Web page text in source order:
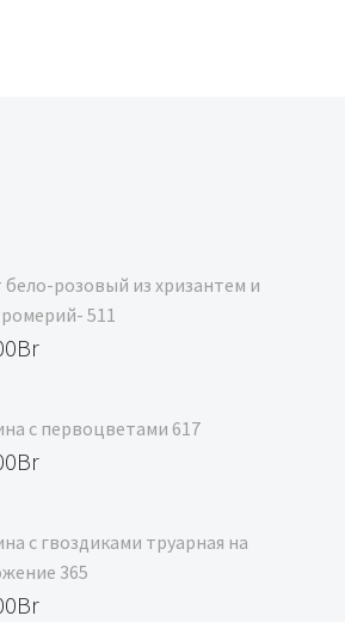
бело-розовый из хризантем и
511
Br
с первоцветами 617
Br
с гвоздиками труарная на
365
Br